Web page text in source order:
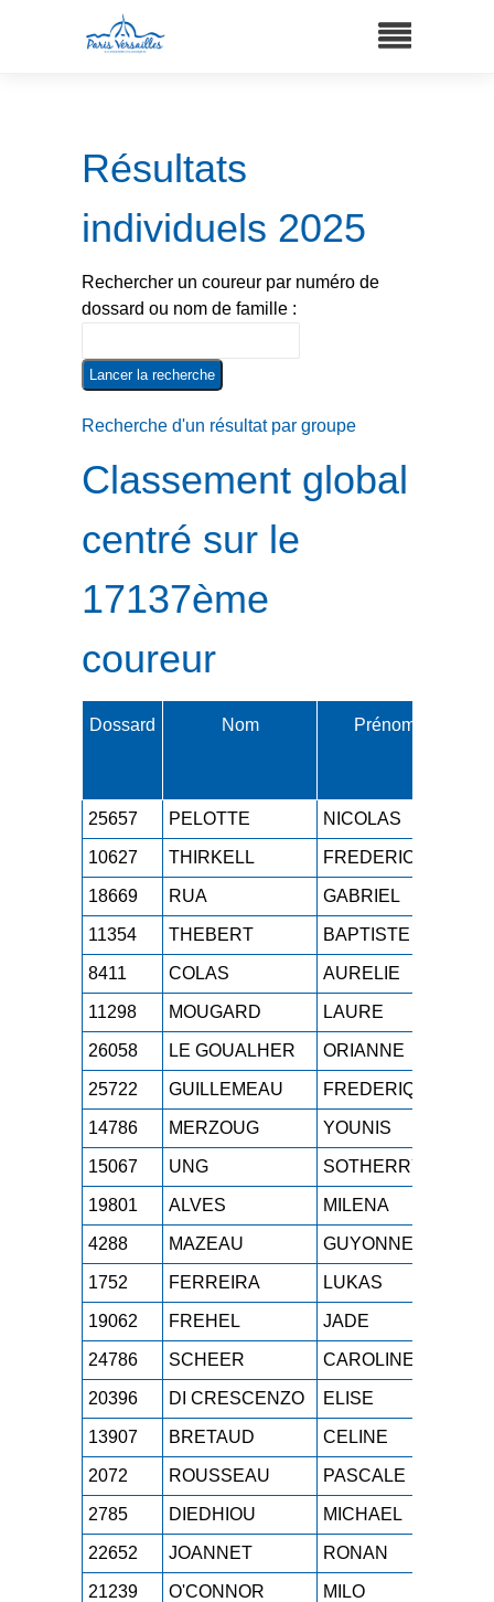
Résultats
individuels 2025
Rechercher un coureur par numéro de
dossard ou nom de famille :
Recherche d'un résultat par groupe
Classement global
centré sur le
17137ème
coureur
Dossard Nom Prénom
25657 PELOTTE NICOLAS
10627 THIRKELL FREDERIC
18669 RUA GABRIEL
11354 THEBERT BAPTISTE
8411 COLAS AURELIE
11298 MOUGARD LAURE
26058 LE GOUALHER ORIANNE
25722 GUILLEMEAU FREDERIQUE
14786 MERZOUG YOUNIS
15067 UNG SOTHERRY
19801 ALVES MILENA
4288 MAZEAU GUYONNE
1752 FERREIRA LUKAS
19062 FREHEL JADE
24786 SCHEER CAROLINE
20396 DI CRESCENZO ELISE
13907 BRETAUD CELINE
2072 ROUSSEAU PASCALE
2785 DIEDHIOU MICHAEL
22652 JOANNET RONAN
21239 O'CONNOR MILO